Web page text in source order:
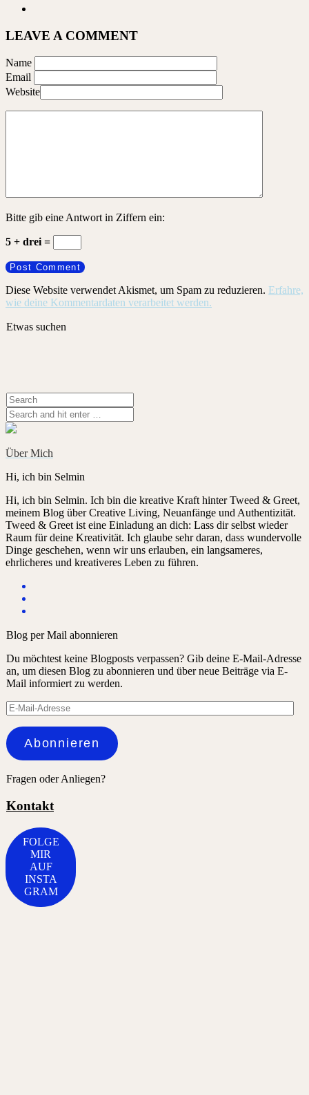
LEAVE A COMMENT
Name
Email
Website
Bitte gib eine Antwort in Ziffern ein:
5 + drei =
Diese Website verwendet Akismet, um Spam zu reduzieren. Erfahre,
wie deine Kommentardaten verarbeitet werden.
Etwas suchen
Über Mich
Hi, ich bin Selmin
Hi, ich bin Selmin. Ich bin die kreative Kraft hinter Tweed & Greet,
meinem Blog über Creative Living, Neuanfänge und Authentizität.
Tweed & Greet ist eine Einladung an dich: Lass dir selbst wieder
Raum für deine Kreativität. Ich glaube sehr daran, dass wundervolle
Dinge geschehen, wenn wir uns erlauben, ein langsameres,
ehrlicheres und kreativeres Leben zu führen.
Blog per Mail abonnieren
Du möchtest keine Blogposts verpassen? Gib deine E-Mail-Adresse
an, um diesen Blog zu abonnieren und über neue Beiträge via E-
Mail informiert zu werden.
E-
Mail-
Adresse
Abonnieren
Fragen oder Anliegen?
Kontakt
FOLGE
MIR
AUF
INSTA
GRAM